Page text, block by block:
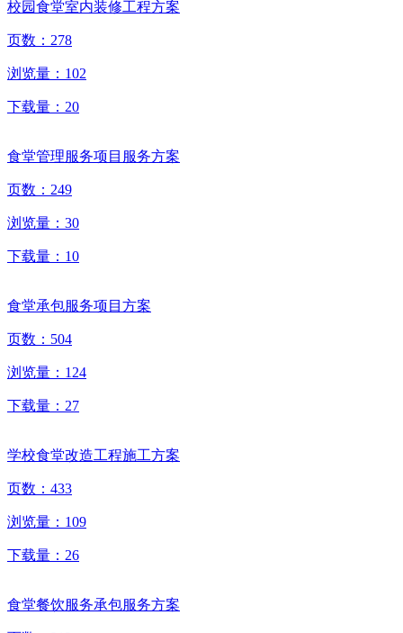
校园食堂室内装修工程方案
页数： 278
浏览量： 102
下载量： 20
食堂管理服务项目服务方案
页数： 249
浏览量： 30
下载量： 10
食堂承包服务项目方案
页数： 504
浏览量： 124
下载量： 27
学校食堂改造工程施工方案
页数： 433
浏览量： 109
下载量： 26
食堂餐饮服务承包服务方案